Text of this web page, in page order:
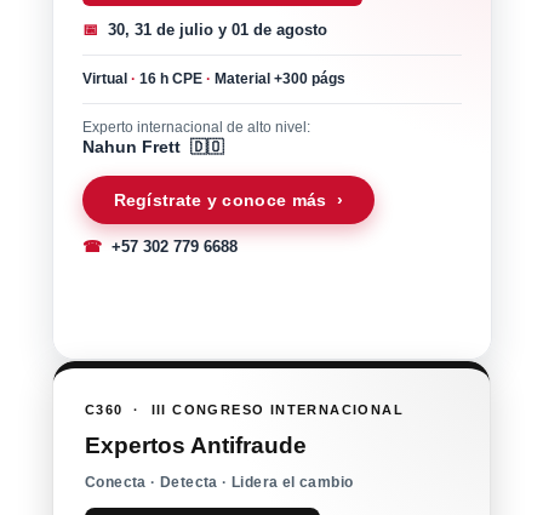
📅 30, 31 de julio y 01 de agosto
Virtual · 16 h CPE · Material +300 págs
Experto internacional de alto nivel:
Nahun Frett 🇩🇴
Regístrate y conoce más ›
☎+57 302 779 6688
C360 · III CONGRESO INTERNACIONAL
Expertos Antifraude
Conecta · Detecta · Lidera el cambio